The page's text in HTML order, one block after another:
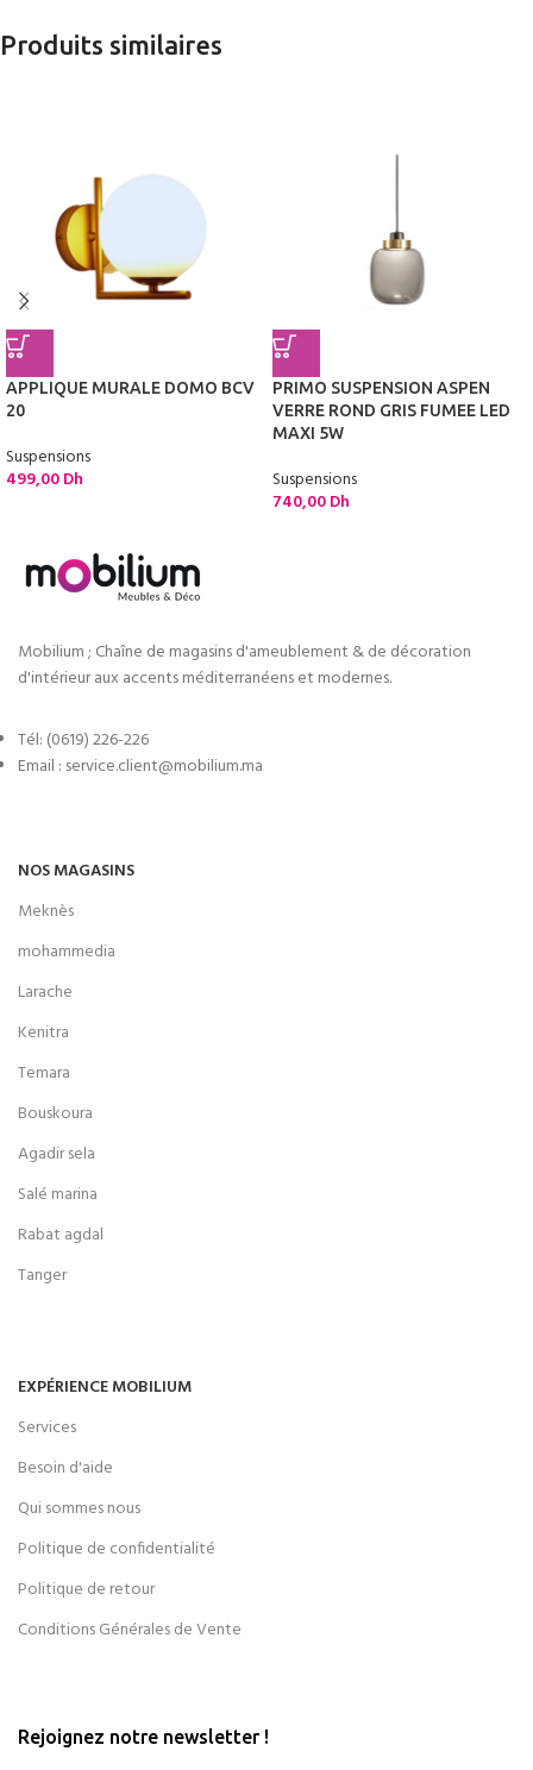
Produits similaires
APPLIQUE MURALE DOMO BCV
20
Suspensions
499,00Dh
PRIMO SUSPENSION ASPEN
VERRE ROND GRIS FUMEE LED
MAXI 5W
Suspensions
740,00Dh
Mobilium ; Chaîne de magasins d'ameublement & de décoration
d'intérieur aux accents méditerranéens et modernes.
Tél: (0619) 226-226
Email : service.client@mobilium.ma
NOS MAGASINS
Meknès
mohammedia
Larache
Kenitra
Temara
Bouskoura
Agadir sela
Salé marina
Rabat agdal
Tanger
EXPÉRIENCE MOBILIUM
Services
Besoin d'aide
Qui sommes nous
Politique de confidentialité
Politique de retour
Conditions Générales de Vente
Rejoignez notre newsletter !